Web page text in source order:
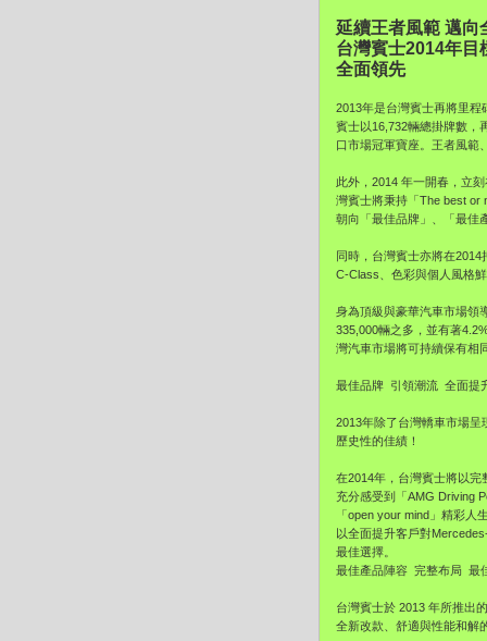
延續王者風範 邁向
台灣賓士2014年目
全面領先
2013年是台灣賓士再將里
賓士以16,732輛總掛牌數，
口市場冠軍寶座。王者風範
此外，2014 年一開春，立
灣賓士將秉持「The best or
朝向「最佳品牌」、「最佳
同時，台灣賓士亦將在
C-Class、色彩與個人風格
身為頂級與豪華汽車市場領
335,000輛之多，並有著
灣汽車市場將可持續保有相
最佳品牌 引領潮流 全面提
2013年除了台灣轎車市場呈
歷史性的佳績！
在2014年，台灣賓士將以完
充分感受到「AMG Driving
「open your mind」精彩
以全面提升客戶對
最佳選擇。
最佳產品陣容 完整布局 最
台灣賓士於 2013 年所推出
全新改款、舒適與性能和解